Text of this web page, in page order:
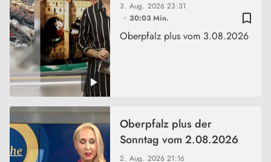
bookmark_border
3. Aug. 202623:31
30:03 Min.
Oberpfalz plus vom 3.08.2026
2. Aug. 202621:16
Oberpfalz plus der
Sonntag vom 2.08.2026